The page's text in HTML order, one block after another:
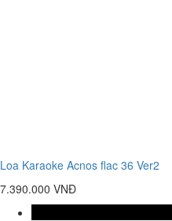
Loa Karaoke Acnos flac 36 Ver2
7.390.000 VNĐ